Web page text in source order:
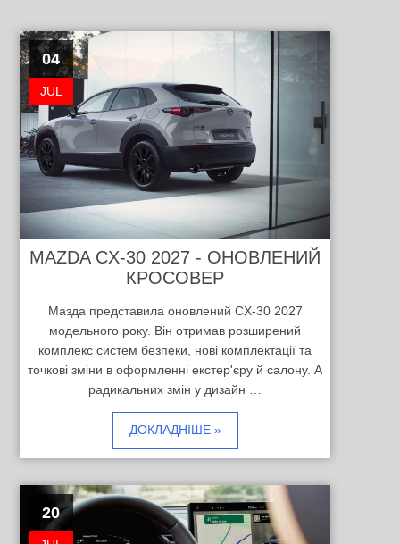
04
JUL
MAZDA CX-30 2027 - ОНОВЛЕНИЙ
КРОСОВЕР
Мазда представила оновлений CX-30 2027
модельного року. Він отримав розширений
комплекс систем безпеки, нові комплектації та
точкові зміни в оформленні екстер'єру й салону. А
радикальних змін у дизайн …
ДОКЛАДНІШЕ »
20